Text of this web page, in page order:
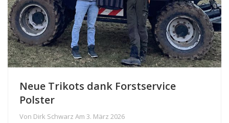
Neue Trikots dank Forstservice
Polster
Von Dirk Schwarz Am 3. März 2026